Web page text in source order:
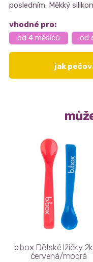
posledním. Měkký
vhodné pro:
od 4 měsíců
od
jak
b.box Dětské lžičky
červená/modrá